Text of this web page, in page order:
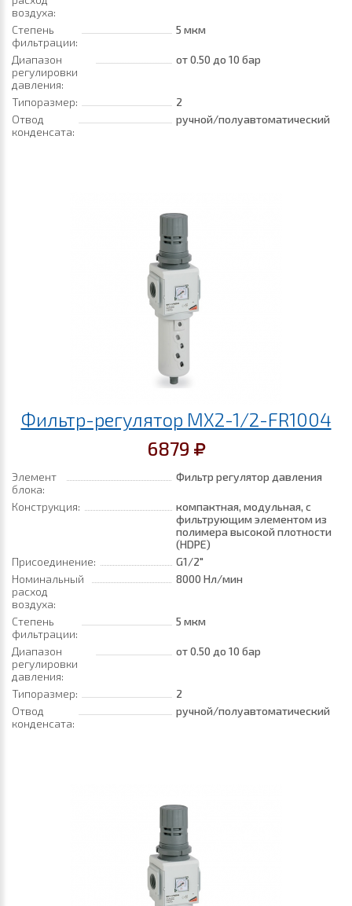
воздуха:
Степень
фильтрации:
5 мкм
Диапазон
регулировки
давления:
от 0.50 до 10 бар
Типоразмер:
2
Отвод
конденсата:
ручной/полуавтоматический
Фильтр-регулятор MX2-1/2-FR1004
6879
Элемент
блока:
Фильтр регулятор давления
Конструкция:
компактная, модульная, с
фильтрующим элементом из
полимера высокой плотности
(HDPE)
Присоединение:
G1/2"
Номинальный
расход
воздуха:
8000 Нл/мин
Степень
фильтрации:
5 мкм
Диапазон
регулировки
давления:
от 0.50 до 10 бар
Типоразмер:
2
Отвод
конденсата:
ручной/полуавтоматический